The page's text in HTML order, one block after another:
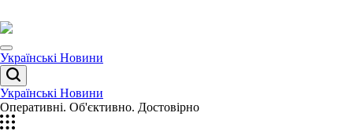
до
вмісту
Menu
Українські Новини
Пошук
Українські Новини
Оперативні. Об'єктивно. Достовірно